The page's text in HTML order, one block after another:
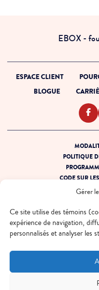
Gérer
Ce site utilise des témoins
expérience de navigation,
personnalisés et analyser les
EBOX -
ESPACE CLIENT
BLOGUE
POLITIQUE
CODE SUR
PRÊT
© 2026
QUÉBEC - FRQUÉBEC -